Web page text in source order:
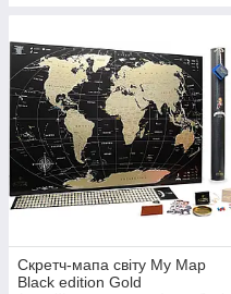
Скретч-мапа світу My Map
Black edition Gold